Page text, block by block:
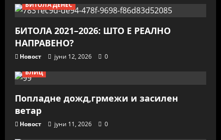
БИТОЛА ДЕНЕС
БИТОЛА 2021–2026: ШТО Е РЕАЛНО
НАПРАВЕНО?
Новост јуни 12, 2026
0
БЛИЦ
Попладне дожд,грмежи и засилен
ветар
Новост јуни 11, 2026 0